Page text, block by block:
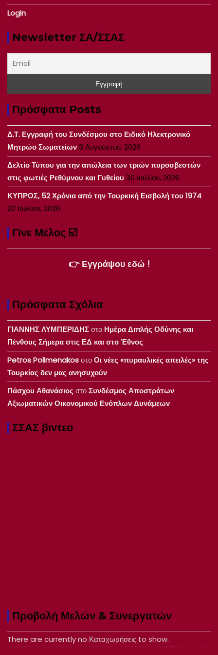
Login
Newsletter ΣΑ/ΣΣΑΣ
Πρόσφατα Posts
Δ.Τ. Εγγραφή του Συνδέσμου στο Ειδικό Ηλεκτρονικό
Μητρώο Σωματείων3 Αυγούστου, 2026
Δελτίο Τύπου για την απώλεια των τριών πυροσβεστών
στις φωτιές Ρεθύμνου και Γυθείου 30 Ιουλίου, 2026
ΚΥΠΡΟΣ, 52 Χρόνια από την Τουρκική Εισβολή του 1974
20 Ιουλίου, 2026
Γίνε Μέλος ☑️
👉 Εγγράψου εδώ !
Πρόσφατα Σχόλια
ΓΙΑΝΝΗΣ ΛΥΜΠΕΡΙΔΗΣστο Ημέρα Διπλής Οδύνης και
Πένθους Σήμερα στις ΕΔ και στο Έθνος
Petros PolimenakosστοΟι νέες «πυραυλικές απειλές» της
Τουρκίας δεν μας ανησυχούν
Πάσχου Αθανάσιος στοΣυνδέσμος Αποστράτων
Αξιωματικών Οικονομικού Ενόπλων Δυνάμεων
ΣΣΑΣ βιντεο
Προβολή Μελών & Συνεργατών
There are currently no Καταχωρήσεις to show.